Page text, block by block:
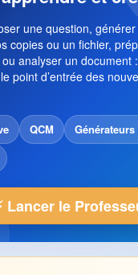
une question,
copies ou un fichier,
analyser un document
point d’entrée des
QCM
Lancer le